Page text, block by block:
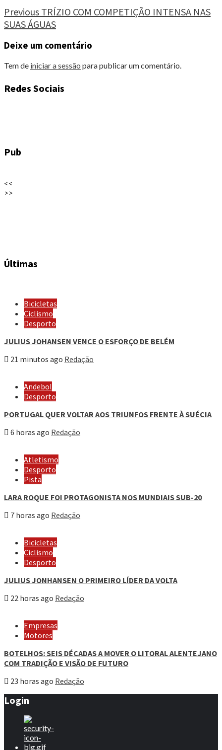
Continue
Reading
Previous TRÍZIO COM COMPETIÇÃO INTENSA NAS
SUAS ÁGUAS
Deixe um comentário
Tem de iniciar a sessão para publicar um comentário.
Redes Sociais
Pub
<<
>>
Últimas
Bicicletas
Ciclismo
Desporto
JULIUS JOHANSEN VENCE O ESFORÇO DE BELÉM
21 minutos ago Redação
Andebol
Desporto
PORTUGAL QUER VOLTAR AOS TRIUNFOS FRENTE À SUÉCIA
6 horas ago Redação
Atletismo
Desporto
Pista
LARA ROQUE FOI PROTAGONISTA NOS MUNDIAIS SUB-20
7 horas ago Redação
Bicicletas
Ciclismo
Desporto
JULIUS JONHANSEN O PRIMEIRO LÍDER DA VOLTA
22 horas ago Redação
Empresas
Motores
BOTELHOS: SEIS DÉCADAS A MOVER O LITORAL ALENTEJANO
COM TRADIÇÃO E VISÃO DE FUTURO
23 horas ago Redação
Login